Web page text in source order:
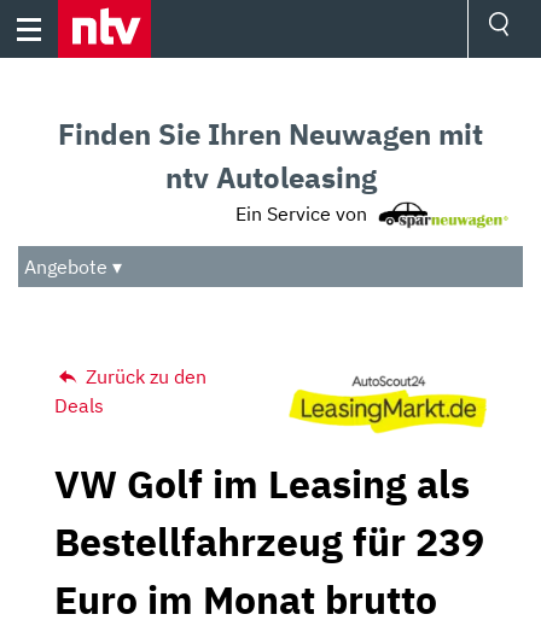
Skip
Audio
Das Beste
Finden Sie Ihren Neuwagen mit
ntv Autoleasing
Ein Service von
Angebote ▾
Zurück zu den
Deals
VW Golf im Leasing als
Bestellfahrzeug für 239
Euro im Monat brutto